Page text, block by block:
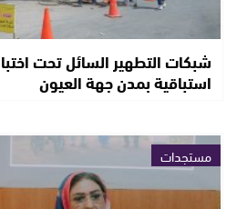
شبكات التطهير السائل تحت
استباقية بمدن جهة العيون
مستجدات